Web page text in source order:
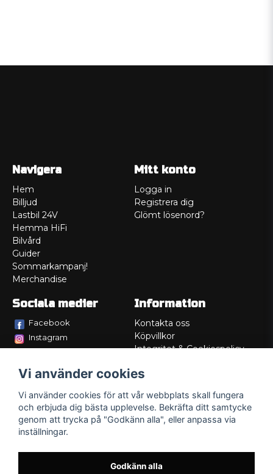
Navigera
Hem
Billjud
Lastbil 24V
Hemma HiFi
Bilvård
Guider
Sommarkampanj!
Merchandise
Mitt konto
Logga in
Registrera dig
Glömt lösenord?
Sociala medier
Facebook
Instagram
Information
Kontakta oss
Köpvillkor
Integritet & Cookiespolicy
Service/Garanti
Lådritning
Om oss
Vi använder cookies
Vi använder cookies för att vår webbplats skall fungera
och erbjuda dig bästa upplevelse. Bekräfta ditt samtycke
genom att trycka på "Godkänn alla", eller anpassa via
inställningar.
Godkänn alla